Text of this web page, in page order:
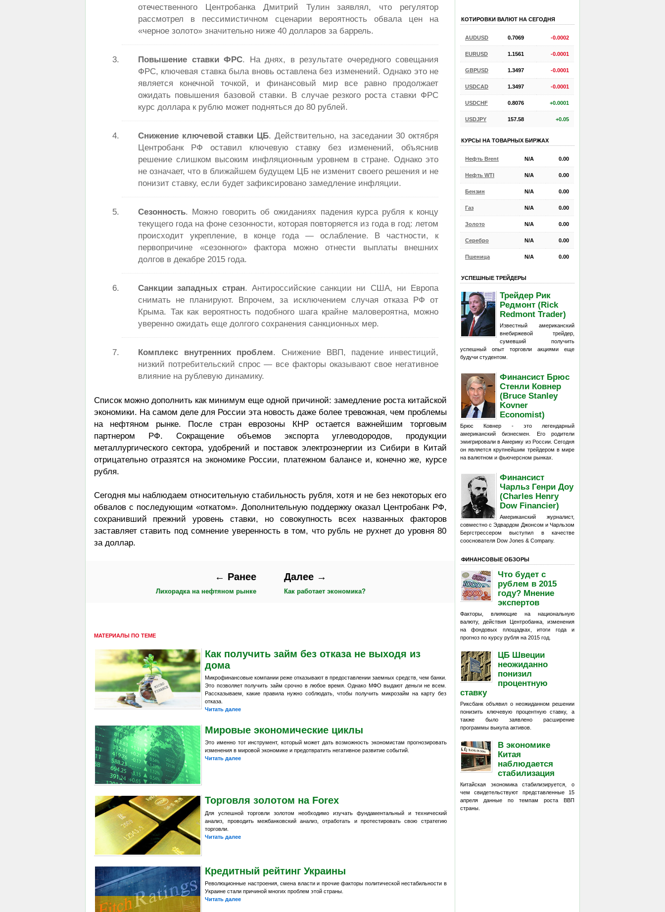
отечественного Центробанка Дмитрий Тулин заявлял, что регулятор
рассмотрел в пессимистичном сценарии вероятность обвала цен на
«черное золото» значительно ниже 40 долларов за баррель.
Повышение ставки ФРС. На днях, в результате очередного совещания
ФРС, ключевая ставка была вновь оставлена без изменений. Однако это не
является конечной точкой, и финансовый мир все равно продолжает
ожидать повышения базовой ставки. В случае резкого роста ставки ФРС
курс доллара к рублю может подняться до 80 рублей.
Снижение ключевой ставки ЦБ. Действительно, на заседании 30 октября
Центробанк РФ оставил ключевую ставку без изменений, объяснив
решение слишком высоким инфляционным уровнем в стране. Однако это
не означает, что в ближайшем будущем ЦБ не изменит своего решения и не
понизит ставку, если будет зафиксировано замедление инфляции.
Сезонность. Можно говорить об ожиданиях падения курса рубля к концу
текущего года на фоне сезонности, которая повторяется из года в год: летом
происходит укрепление, в конце года — ослабление. В частности, к
первопричине «сезонного» фактора можно отнести выплаты внешних
долгов в декабре 2015 года.
Санкции западных стран. Антироссийские санкции ни США, ни Европа
снимать не планируют. Впрочем, за исключением случая отказа РФ от
Крыма. Так как вероятность подобного шага крайне маловероятна, можно
уверенно ожидать еще долгого сохранения санкционных мер.
Комплекс внутренних проблем. Снижение ВВП, падение инвестиций,
низкий потребительский спрос — все факторы оказывают свое негативное
влияние на рублевую динамику.
Список можно дополнить как минимум еще одной причиной: замедление роста китайской
экономики. На самом деле для России эта новость даже более тревожная, чем проблемы
на нефтяном рынке. После стран еврозоны КНР остается важнейшим торговым
партнером РФ. Сокращение объемов экспорта углеводородов, продукции
металлургического сектора, удобрений и поставок электроэнергии из Сибири в Китай
отрицательно отразятся на экономике России, платежном балансе и, конечно же, курсе
рубля.
Сегодня мы наблюдаем относительную стабильность рубля, хотя и не без некоторых его
обвалов с последующим «откатом». Дополнительную поддержку оказал Центробанк РФ,
сохранивший прежний уровень ставки, но совокупность всех названных факторов
заставляет ставить под сомнение уверенность в том, что рубль не рухнет до уровня 80
за доллар.
← Ранее
Лихорадка на нефтяном рынке
Далее →
Как работает экономика?
МАТЕРИАЛЫ ПО ТЕМЕ
Как получить займ без отказа не выходя из
дома
Микрофинансовые компании реже отказывают в предоставлении заемных средств, чем банки.
Это позволяет получить займ срочно в любое время. Однако МФО выдают деньги не всем.
Рассказываем, какие правила нужно соблюдать, чтобы получить микрозайм на карту без
отказа.
Читать далее
Мировые экономические циклы
Это именно тот инструмент, который может дать возможность экономистам прогнозировать
изменения в мировой экономике и предотвратить негативное развитие событий.
Читать далее
Торговля золотом на Forex
Для успешной торговли золотом необходимо изучать фундаментальный и технический
анализ, проводить межбанковский анализ, отработать и протестировать свою стратегию
торговли.
Читать далее
Кредитный рейтинг Украины
Революционные настроения, смена власти и прочие факторы политической нестабильности в
Украине стали причиной многих проблем этой страны.
Читать далее
КОТИРОВКИ ВАЛЮТ НА СЕГОДНЯ
AUDUSD 0.7069 -0.0002
EURUSD 1.1561 -0.0001
GBPUSD 1.3497 -0.0001
USDCAD 1.3497 -0.0001
USDCHF 0.8076 +0.0001
USDJPY 157.58 +0.05
КУРСЫ НА ТОВАРНЫХ БИРЖАХ
Нефть Brent N/A 0.00
Нефть WTI N/A 0.00
Бензин N/A 0.00
Газ N/A 0.00
Золото N/A 0.00
Серебро N/A 0.00
Пшеница N/A 0.00
УСПЕШНЫЕ ТРЕЙДЕРЫ
Трейдер Рик
Редмонт (Rick
Redmont Trader)
Известный американский
внебиржевой трейдер,
сумевший получить
успешный опыт торговли акциями еще
будучи студентом.
Финансист Брюс
Стенли Ковнер
(Bruce Stanley
Kovner
Economist)
Брюс Ковнер - это легендарный
американский бизнесмен. Его родители
эмигрировали в Америку из России. Сегодня
он является крупнейшим трейдером в мире
на валютном и фьючерсном рынках.
Финансист
Чарльз Генри Доу
(Charles Henry
Dow Financier)
Американский журналист,
совместно с Эдвардом Джонсом и Чарльзом
Бергстрессером выступил в качестве
сооснователя Dow Jones & Company.
ФИНАНСОВЫЕ ОБЗОРЫ
Что будет с
рублем в 2015
году? Мнение
экспертов
Факторы, влияющие на национальную
валюту, действия Центробанка, изменения
на фондовых площадках, итоги года и
прогноз по курсу рубля на 2015 год.
ЦБ Швеции
неожиданно
понизил
процентную
ставку
Риксбанк объявил о неожиданном решении
понизить ключевую процентную ставку, а
также было заявлено расширение
программы выкупа активов.
В экономике
Китая
наблюдается
стабилизация
Китайская экономика стабилизируется, о
чем свидетельствуют представленные 15
апреля данные по темпам роста ВВП
страны.